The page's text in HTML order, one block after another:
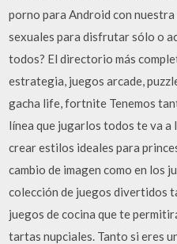
porno para Android con
sexuales para disfrutar sólo o
todos? El directorio más
estrategia, juegos arcade,
gacha life, fortnite Tenemos
línea que jugarlos todos te va a
crear estilos ideales para
cambio de imagen como en los
colección de juegos divertidos
juegos de cocina que te
tartas nupciales. Tanto si eres